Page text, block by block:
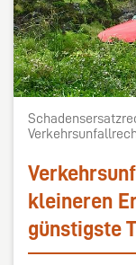
kleineren
günstigste